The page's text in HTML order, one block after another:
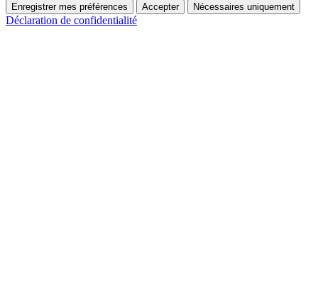
Enregistrer mes préférences Accepter Nécessaires uniquement
Déclaration de confidentialité